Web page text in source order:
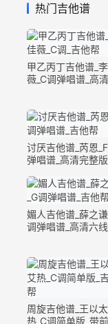
热门吉他谱
甲乙丙丁吉他谱_
薇_C调弹唱谱_高
讨厌吉他谱_芮恩
弹唱谱_高清完整版
媚人吉他谱_薛之谦
调弹唱谱_高清六
周旋吉他谱_王以
热_C调简单版_带